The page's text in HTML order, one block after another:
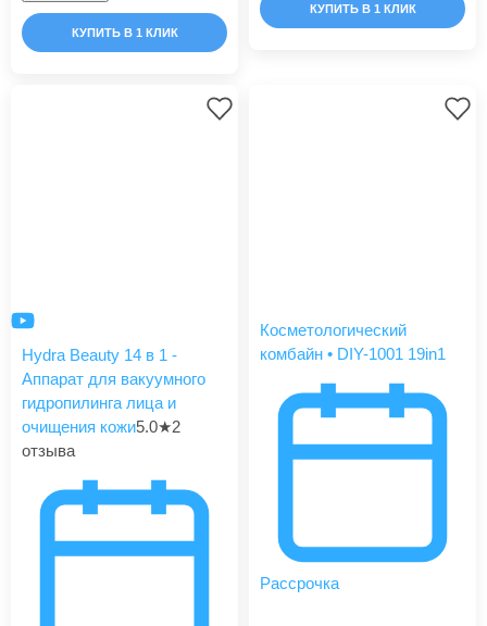
КУПИТЬ В 1 КЛИК
КУПИТЬ В 1 КЛИК
Hydra Beauty 14 в 1 -
Аппарат для вакуумного
гидропилинга лица и
очищения кожи5.0★2
отзыва
Косметологический
комбайн • DIY-1001 19in1
Рассрочка